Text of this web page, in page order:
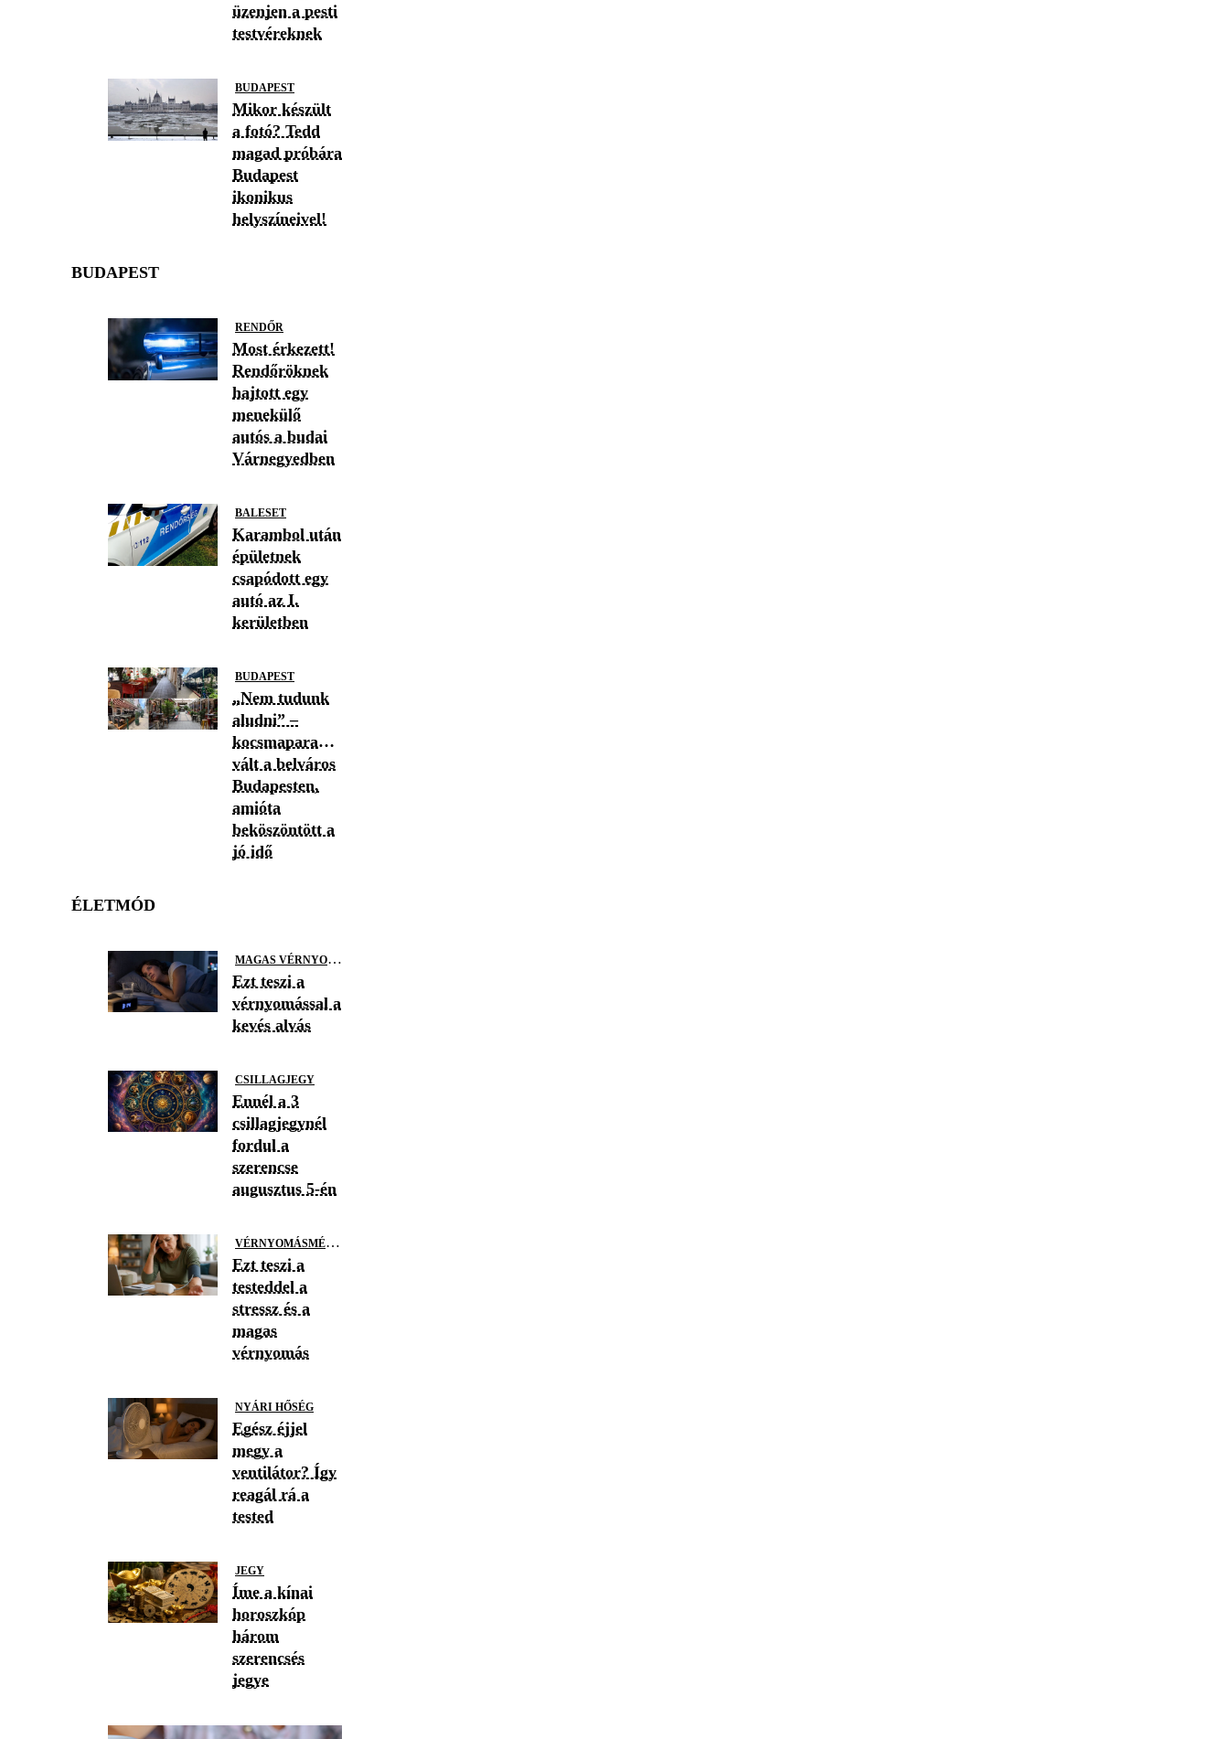
üzenjen a pesti
testvéreknek
BUDAPEST
Mikor készült
a fotó? Tedd
magad próbára
Budapest
ikonikus
helyszíneivel!
BUDAPEST
RENDŐR
Most érkezett!
Rendőröknek
hajtott egy
menekülő
autós a budai
Várnegyedben
BALESET
Karambol után
épületnek
csapódott egy
autó az I.
kerületben
BUDAPEST
„Nem tudunk
aludni” –
kocsmaparadicsommá
vált a belváros
Budapesten,
amióta
beköszöntött a
jó idő
ÉLETMÓD
M
AGAS VÉRNYOMÁS
Ezt teszi a
vérnyomással a
kevés alvás
CSILLAGJEGY
Ennél a 3
csillagjegynél
fordul a
szerencse
augusztus 5-én
V
ÉRNYOMÁSMÉRÉS
Ezt teszi a
testeddel a
stressz és a
magas
vérnyomás
NYÁRI HŐSÉG
Egész éjjel
megy a
ventilátor? Így
reagál rá a
tested
JEGY
Íme a kínai
horoszkóp
három
szerencsés
jegye